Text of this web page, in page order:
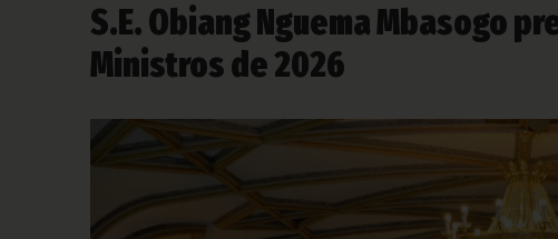
S.E. Obiang Nguema Mbasogo
Ministros de 2026